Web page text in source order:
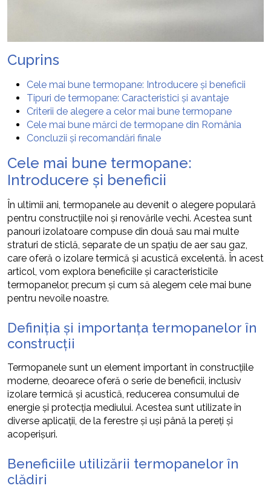
Cuprins
Cele mai bune termopane: Introducere și beneficii
Tipuri de termopane: Caracteristici și avantaje
Criterii de alegere a celor mai bune termopane
Cele mai bune mărci de termopane din România
Concluzii și recomandări finale
Cele mai bune termopane:
Introducere și beneficii
În ultimii ani, termopanele au devenit o alegere populară
pentru construcțiile noi și renovările vechi. Acestea sunt
panouri izolatoare compuse din două sau mai multe
straturi de sticlă, separate de un spațiu de aer sau gaz,
care oferă o izolare termică și acustică excelentă. În acest
articol, vom explora beneficiile și caracteristicile
termopanelor, precum și cum să alegem cele mai bune
pentru nevoile noastre.
Definiția și importanța termopanelor în
construcții
Termopanele sunt un element important în construcțiile
moderne, deoarece oferă o serie de beneficii, inclusiv
izolare termică și acustică, reducerea consumului de
energie și protecția mediului. Acestea sunt utilizate în
diverse aplicații, de la ferestre și uși până la pereți și
acoperișuri.
Beneficiile utilizării termopanelor în
clădiri